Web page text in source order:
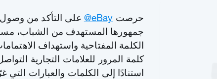
حرصت ‎@eBay على التأكد من وصول
جمهورها المستهدف من الشباب،
الكلمة المفتاحية واستهداف
كلمة المرور للعلامات التجارية
استنادًا إلى الكلمات والعبارات التي